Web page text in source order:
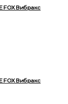
FOX Вибракс
FOX Вибракс